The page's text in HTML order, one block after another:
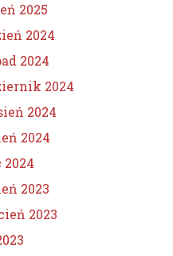
2025
2024
2024
2024
2024
2024
2023
2023